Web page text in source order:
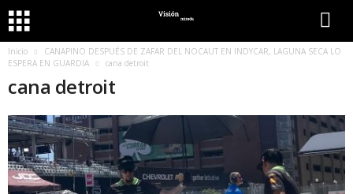
Inicio
CANAPINO DESPUÉS DE ZAFAR DEL NOCAUT EN INDYCAR, LAGUNA SECA LO
ESPERA EN GUARDIA
cana detroit
cana detroit